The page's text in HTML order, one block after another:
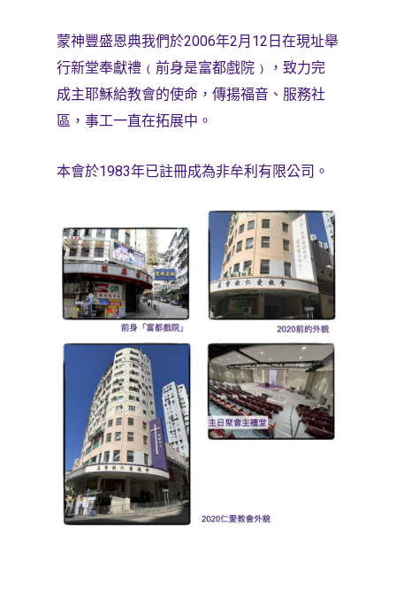
蒙神豐盛恩典我們於2006年2月 12 日在現址舉
行新堂奉獻禮﹙前身是富都戲院﹚，致力完
成主耶穌給教會的使命，傳揚福音、服務社
區，事工一直在拓展中。
本會於1983年已註冊成為非牟利有限公司。